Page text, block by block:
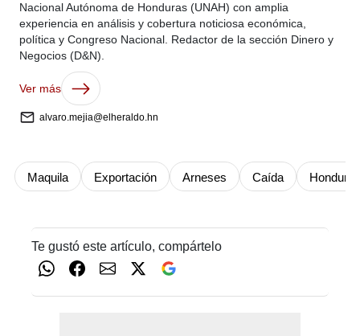
Nacional Autónoma de Honduras (UNAH) con amplia
experiencia en análisis y cobertura noticiosa económica,
política y Congreso Nacional. Redactor de la sección Dinero y
Negocios (D&N).
Ver más
alvaro.mejia@elheraldo.hn
Maquila Exportación Arneses Caída Honduras
Te gustó este artículo, compártelo